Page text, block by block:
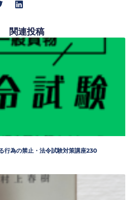
関連投稿
行為の禁止・法令試験対策講座230